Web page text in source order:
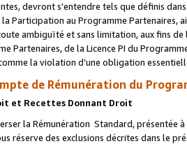
devront s'entendre tels que définis
Participation au Programme Partenaires,
ambiguïté et sans limitation, aux fins
Partenaires, de la Licence PI du
la violation d’une obligation
de Rémunération du
et Recettes Donnant Droit
la Rémunération Standard, présentée
réserve des exclusions décrites dans le